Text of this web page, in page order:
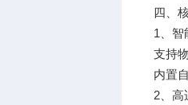
四、
1、智
支持
内置
2、高